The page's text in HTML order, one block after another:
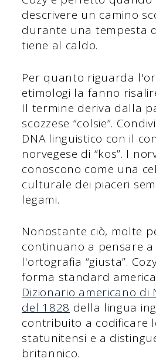
descrivere un camino
durante una tempesta
tiene al caldo.
Per quanto riguarda
etimologi la fanno
Il termine deriva dalla
scozzese “colsie”.
DNA linguistico con il
norvegese di “kos”. I
conoscono come una
culturale dei piaceri
legami.
Nonostante ciò, molte
continuano a pensare a
l'ortografia “giusta”.
forma standard
Dizionario americano di
del 1828 della lingua
contribuito a codificare
statunitensi e a
britannico.